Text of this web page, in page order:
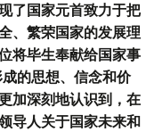
了国家元首致力于把
、繁荣国家的发展理
将毕生奉献给国家事
的思想、信念和价
加深刻地认识到，在
导人关于国家未来和